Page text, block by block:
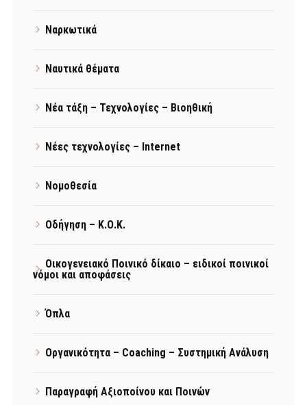
Ναρκωτικά
Ναυτικά θέματα
Νέα τάξη – Τεχνολογίες – Βιοηθική
Νέες τεχνολογίες – Internet
Νομοθεσία
Οδήγηση – Κ.Ο.Κ.
Οικογενειακό Ποινικό δίκαιο – ειδικοί ποινικοί
νόμοι και αποφάσεις
Όπλα
Οργανικότητα – Coaching – Συστημική Ανάλυση
Παραγραφή Αξιοποίνου και Ποινών